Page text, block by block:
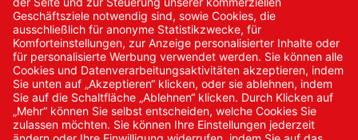
Kontakt/Anfrage
Neukundenanmeldung
Kennwort vergessen
Bestellungen